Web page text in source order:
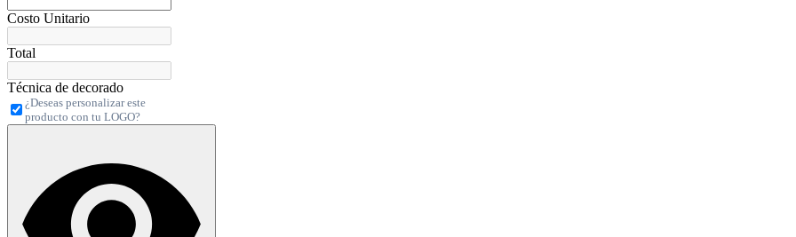
Costo Unitario
Total
Técnica de decorado
¿Deseas personalizar este
producto con tu LOGO?